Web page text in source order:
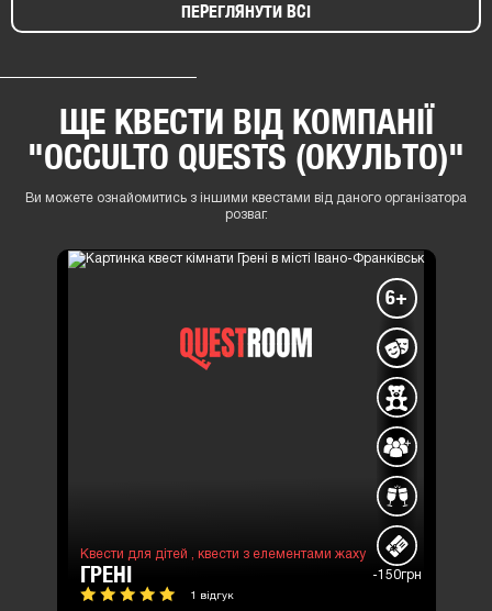
ПЕРЕГЛЯНУТИ ВСІ
ЩЕ КВЕСТИ ВІД КОМПАНІЇ
"OCCULTO QUESTS (ОКУЛЬТО)"
Ви можете ознайомитись з іншими квестами від даного організатора
розваг.
6+
-150грн
Квести для дітей , квести з елементами жаху
ГРЕНІ
1 відгук